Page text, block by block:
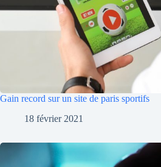
Gain record sur un site de paris sportifs
18 février 2021